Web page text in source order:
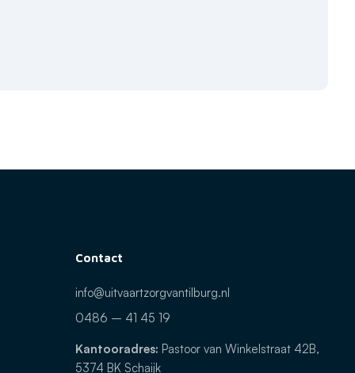
Contact
info@uitvaartzorgvantilburg.nl
0486 – 41 45 19
Kantooradres: Pastoor van Winkelstraat 42B,
5374 BK Schaijk